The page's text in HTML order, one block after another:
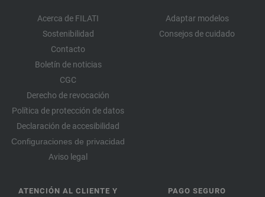
Acerca de FILATI
Sostenibilidad
Contacto
Boletín de noticias
CGC
Derecho de revocación
Política de protección de datos
Declaración de accesibilidad
Configuraciones de privacidad
Aviso legal
Adaptar modelos
Consejos de cuidado
ATENCIÓN AL CLIENTE Y
PAGO SEGURO